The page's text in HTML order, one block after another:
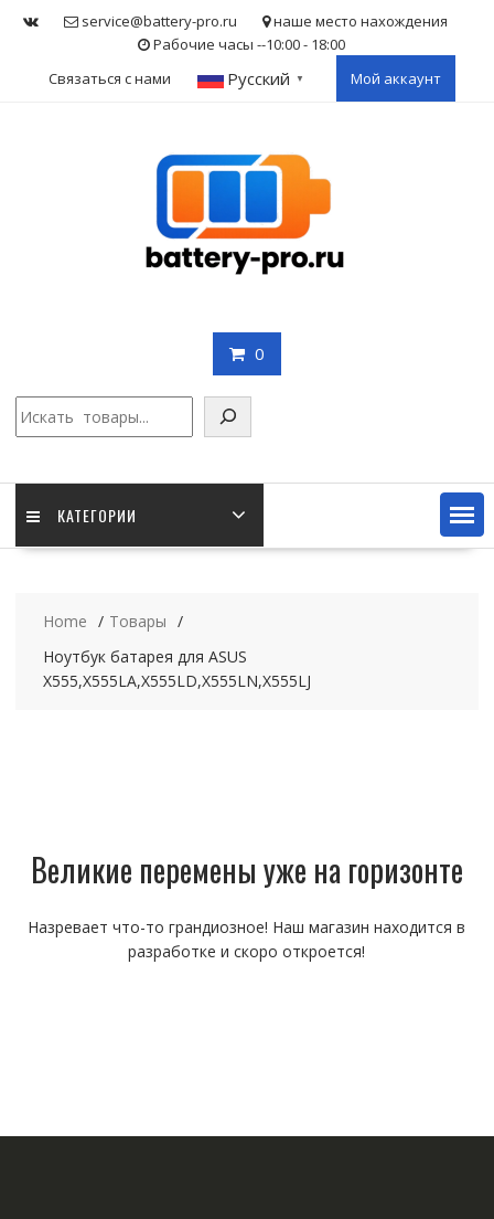
service@battery-pro.ru
наше место нахождения
Рабочие часы --10:00 - 18:00
Связаться с нами
Русский ▼ Мой аккаунт
0
КАТЕГОРИИ
Home
Товары
Ноутбук батарея для ASUS
X555,X555LA,X555LD,X555LN,X555LJ
Великие перемены уже на горизонте
Назревает что-то грандиозное! Наш магазин находится в
разработке и скоро откроется!